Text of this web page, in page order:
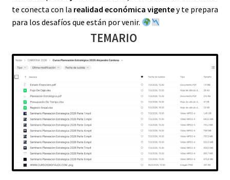
te conecta con la realidad económica vigentey te prepara
para los desafíos que están por venir.
TEMARIO